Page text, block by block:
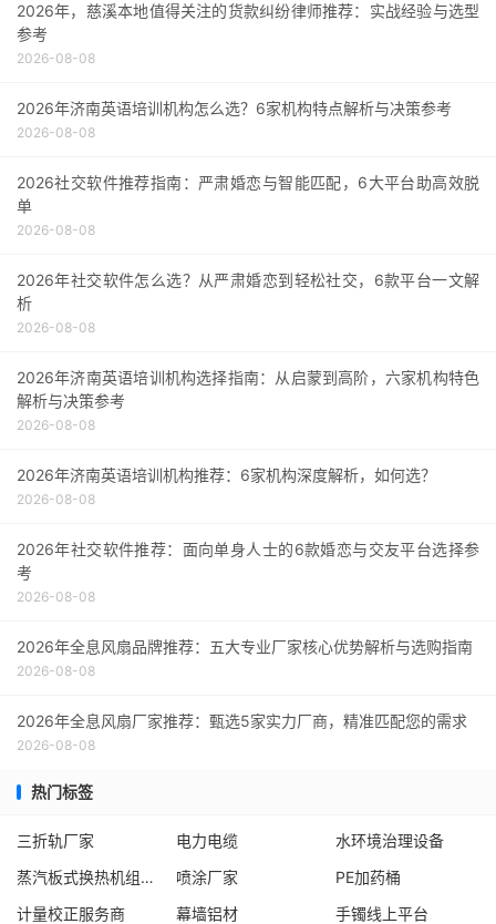
2026年，慈溪本地值得关注的货款纠纷律师推荐：实战经验与选型
参考
2026-08-08
2026年济南英语培训机构怎么选？6家机构特点解析与决策参考
2026-08-08
2026社交软件推荐指南：严肃婚恋与智能匹配，6大平台助高效脱
单
2026-08-08
2026年社交软件怎么选？从严肃婚恋到轻松社交，6款平台一文解
析
2026-08-08
2026年济南英语培训机构选择指南：从启蒙到高阶，六家机构特色
解析与决策参考
2026-08-08
2026年济南英语培训机构推荐：6家机构深度解析，如何选？
2026-08-08
2026年社交软件推荐：面向单身人士的6款婚恋与交友平台选择参
考
2026-08-08
2026年全息风扇品牌推荐：五大专业厂家核心优势解析与选购指南
2026-08-08
2026年全息风扇厂家推荐：甄选5家实力厂商，精准匹配您的需求
2026-08-08
热门标签
三折轨厂家 电力电缆
水环境治理设备
蒸汽板式换热机组生产厂家
喷涂厂家
PE加药桶
计量校正服务商
幕墙铝材 手镯线上平台